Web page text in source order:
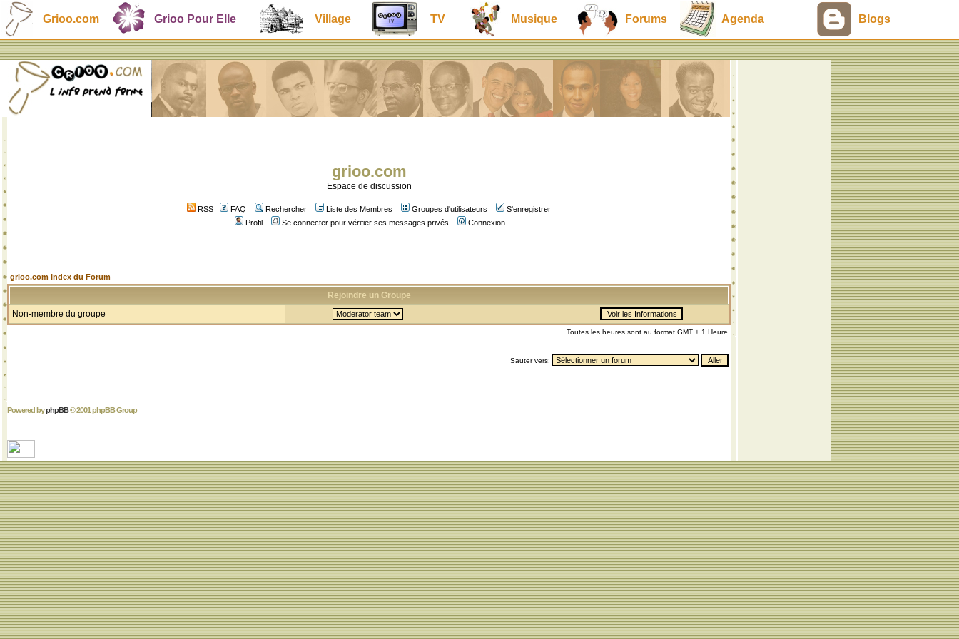
Grioo.com Grioo Pour Elle Village TV Musique Forums Agenda Blogs
grioo.com
Espace de discussion
RSS FAQ Rechercher Liste des Membres Groupes d'utilisateurs
S'enregistrer
Profil
Se connecter pour vérifier ses messages privés Connexion
grioo.com Index du Forum
Rejoindre un Groupe
Non-membre du groupe
Toutes les heures sont au format GMT + 1 Heure
Sauter vers:
Powered byphpBB© 2001 phpBB Group